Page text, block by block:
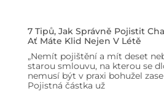
7 Tipů, Jak Správně Pojistit
Ať Máte Klid Nejen V Létě
„Nemít pojištění a mít deset
starou smlouvu, na kterou se
nemusí být v praxi bohužel
Pojistná částka už